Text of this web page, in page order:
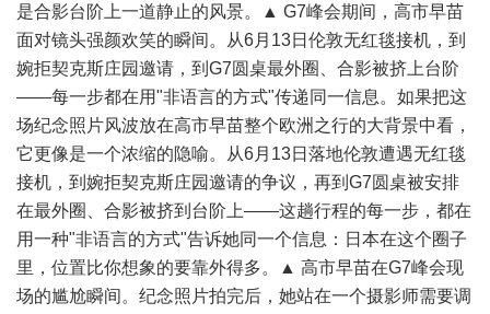
是合影台阶上一道静止的风景。▲ G7峰会期间，高市早苗
面对镜头强颜欢笑的瞬间。从6月13日伦敦无红毯接机，到
婉拒契克斯庄园邀请，到G7圆桌最外圈、合影被挤上台阶
——每一步都在用"非语言的方式"传递同一信息。如果把这
场纪念照片风波放在高市早苗整个欧洲之行的大背景中看，
它更像是一个浓缩的隐喻。从6月13日落地伦敦遭遇无红毯
接机，到婉拒契克斯庄园邀请的争议，再到G7圆桌被安排
在最外圈、合影被挤到台阶上——这趟行程的每一步，都在
用一种"非语言的方式"告诉她同一个信息：日本在这个圈子
里，位置比你想象的要靠外得多。▲ 高市早苗在G7峰会现
场的尴尬瞬间。纪念照片拍完后，她站在一个摄影师需要调